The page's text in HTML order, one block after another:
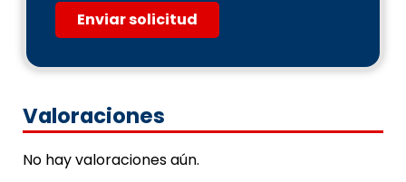
Enviar solicitud
Valoraciones
No hay valoraciones aún.